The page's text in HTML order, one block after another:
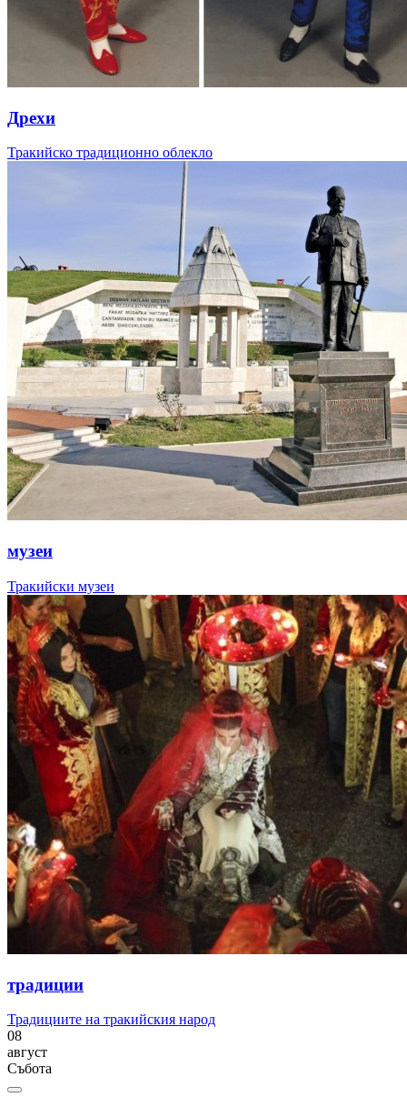
Дрехи
Тракийско традиционно облекло
музеи
Тракийски музеи
традиции
Традициите на тракийския народ
08
август
Събота